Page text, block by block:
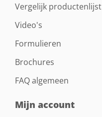
Vergelijk productenlijst
Video's
Formulieren
Brochures
FAQ algemeen
Mijn account